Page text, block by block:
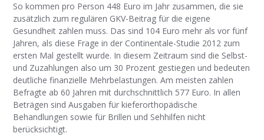
So kommen pro Person 448 Euro im Jahr zusammen, die sie
zusätzlich zum regulären GKV-Beitrag für die eigene
Gesundheit zahlen muss. Das sind 104 Euro mehr als vor fünf
Jahren, als diese Frage in der Continentale-Studie 2012 zum
ersten Mal gestellt wurde. In diesem Zeitraum sind die Selbst-
und Zuzahlungen also um 30 Prozent gestiegen und bedeuten
deutliche finanzielle Mehrbelastungen. Am meisten zahlen
Befragte ab 60 Jahren mit durchschnittlich 577 Euro. In allen
Beträgen sind Ausgaben für kieferorthopädische
Behandlungen sowie für Brillen und Sehhilfen nicht
berücksichtigt.